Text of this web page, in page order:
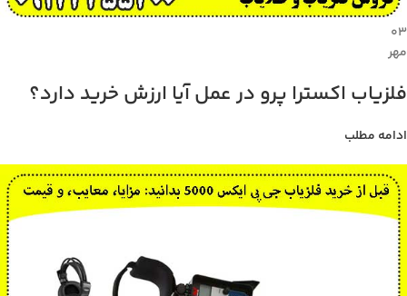
۰۳
مهر
فلزیاب اکسترا پرو در عمل آیا ارزش خرید دارد؟
ادامه مطلب